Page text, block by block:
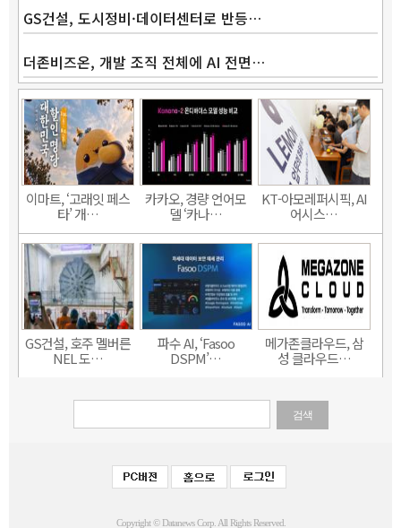
GS건설, 도시정비·데이터센터로 반등…
더존비즈온, 개발 조직 전체에 AI 전면…
이마트, ‘고래잇 페스
타’ 개…
카카오, 경량 언어모
델 ‘카나…
KT-아모레퍼시픽, AI
어시스…
GS건설, 호주 멜버른
NEL 도…
파수 AI, ‘Fasoo
DSPM’…
메가존클라우드, 삼
성 클라우드…
검색
Copyright © Datanews Corp. All Rights Reserved.